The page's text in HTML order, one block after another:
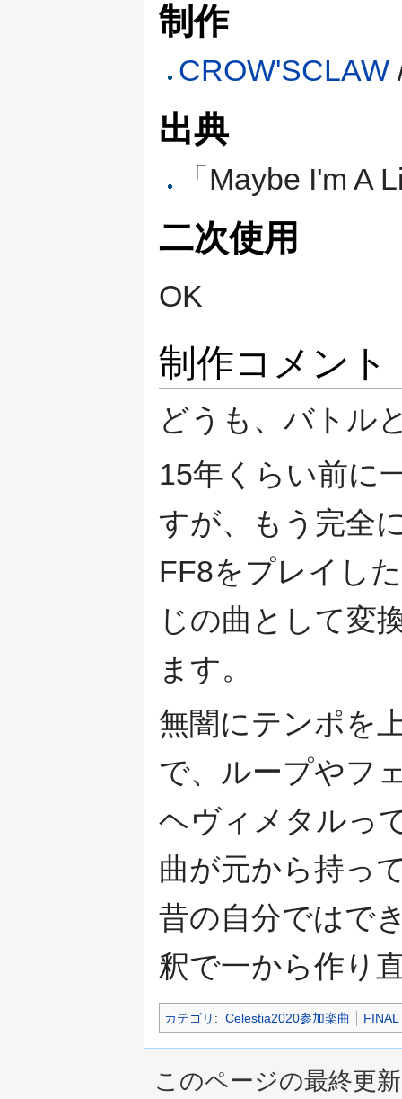
制作
CROW'SCLAW
出典
「Maybe I'm A
二次使用
OK
制作コメント
どうも、バトル
15年くらい前に
すが、もう完全
FF8をプレイし
じの曲として変
ます。
無闇にテンポを
で、ループやフ
ヘヴィメタルっ
曲が元から持っ
昔の自分ではで
釈で一から作り
カテゴリ : Celestia2020参加楽曲 FINAL
このページの最終更